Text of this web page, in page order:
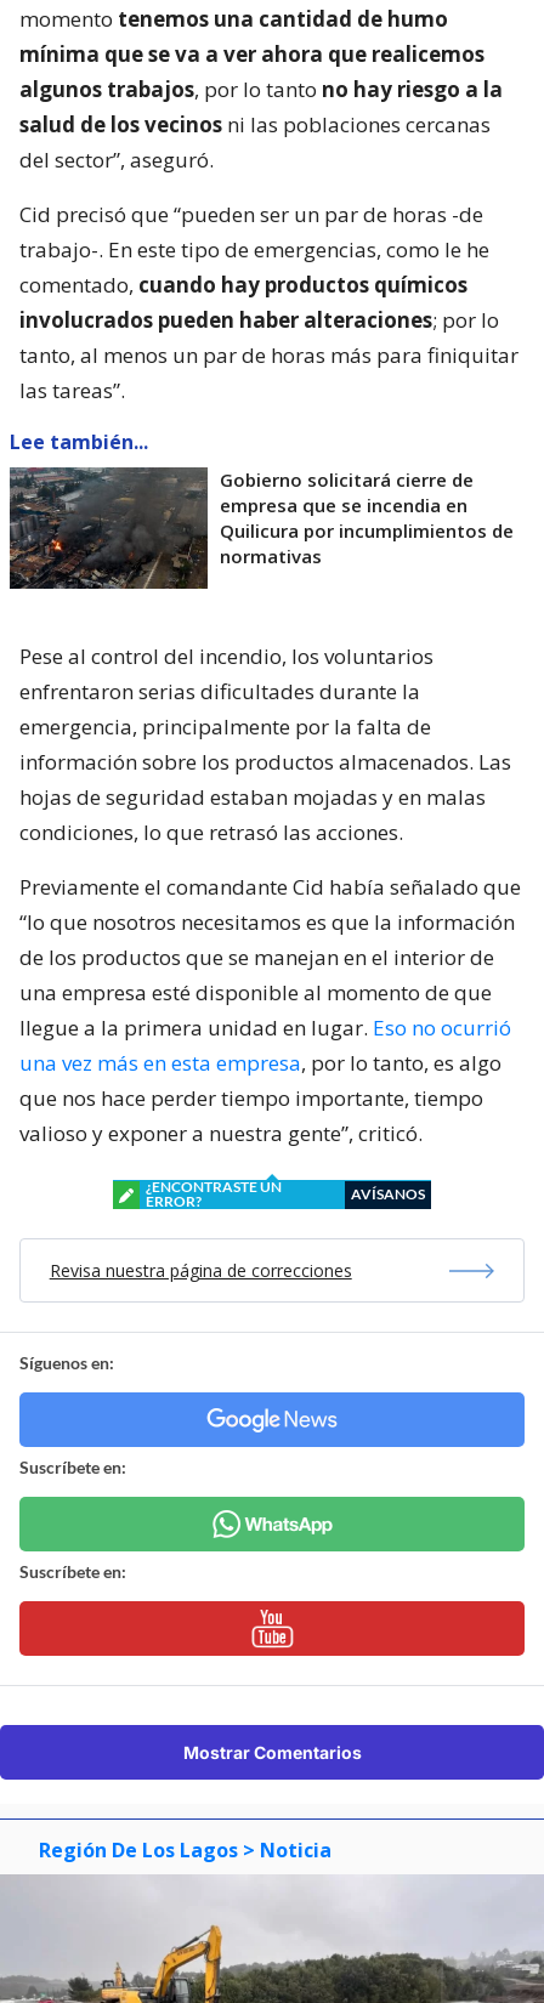
momento tenemos una cantidad de humo
mínima que se va a ver ahora que realicemos
algunos trabajos, por lo tanto no hay riesgo a la
salud de los vecinos ni las poblaciones cercanas
del sector”, aseguró.
Cid precisó que “pueden ser un par de horas -de
trabajo-. En este tipo de emergencias, como le he
comentado, cuando hay productos químicos
involucrados pueden haber alteraciones; por lo
tanto, al menos un par de horas más para finiquitar
las tareas”.
Lee también...
Gobierno solicitará cierre de
empresa que se incendia en
Quilicura por incumplimientos de
normativas
Pese al control del incendio, los voluntarios
enfrentaron serias dificultades durante la
emergencia, principalmente por la falta de
información sobre los productos almacenados. Las
hojas de seguridad estaban mojadas y en malas
condiciones, lo que retrasó las acciones.
Previamente el comandante Cid había señalado que
“lo que nosotros necesitamos es que la información
de los productos que se manejan en el interior de
una empresa esté disponible al momento de que
llegue a la primera unidad en lugar. Eso no ocurrió
una vez más en esta empresa, por lo tanto, es algo
que nos hace perder tiempo importante, tiempo
valioso y exponer a nuestra gente”, criticó.
¿ENCONTRASTE UN
ERROR?
AVÍSANOS
Revisa nuestra página de correcciones
Síguenos en:
Suscríbete en:
Suscríbete en:
Mostrar Comentarios
Región De Los Lagos > Noticia